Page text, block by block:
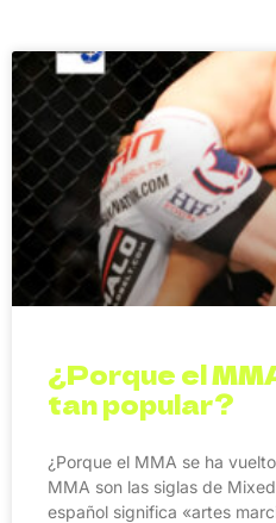
¿Porque el
tan popular?
¿Porque el MMA se ha
MMA son las siglas de
español significa «artes